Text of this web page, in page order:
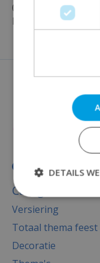
0 sterren op basis
beoordelingen
Categorieën
Versiering
Totaal thema feest
Decoratie
DETAILS